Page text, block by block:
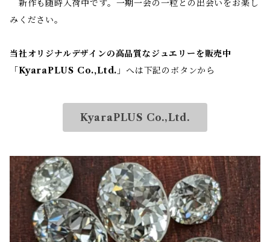
新作も随時入荷中です。一期一会の一粒との出会いをお楽し
みください。
当社オリジナルデザインの高品質なジュエリーを販売中
「KyaraPLUS Co.,Ltd. 」へは下記のボタンから
KyaraPLUS Co.,Ltd.